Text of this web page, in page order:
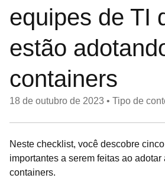
equipes de TI
estão
containers
18 de outubro de 2023 • Tipo de
Neste checklist, você descobre
importantes a serem feitas ao adotar
containers.